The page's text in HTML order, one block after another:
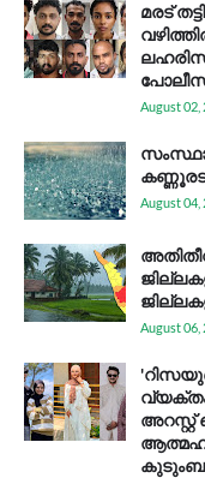
മരട്
August 02,
August 04,
August 06,